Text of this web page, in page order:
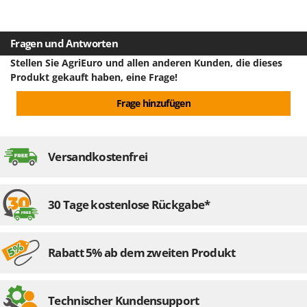
Redback
Resto Italia
Ribimex
River Systems
Rover Pompe
Ryobi
S
S.T.P.
Herstellungsland CHN
Abmessung Verpackung/en cm (LxBxH) 52x27x24 cm
Montagezeit 5 Minuten
Fragen und Antworten
Stellen Sie AgriEuro und allen anderen Kunden, die dieses
Produkt gekauft haben, eine Frage!
Frage hinzufügen
Versandkostenfrei
30 Tage kostenlose Rückgabe*
Rabatt 5% ab dem zweiten Produkt
Technischer Kundensupport